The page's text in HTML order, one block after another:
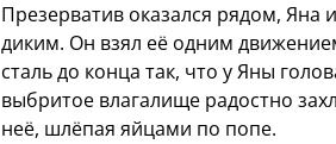
Презерватив оказался рядом, Яна
диким. Он взял её одним
сталь до конца так, что у Яны
выбритое влагалище радостно
неё, шлёпая яйцами по попе.